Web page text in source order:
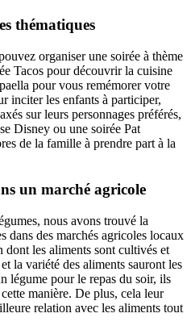
thématiques
organiser une soirée à thème
Tacos pour découvrir la cuisine
pour vous remémorer votre
inciter les enfants à participer,
sur leurs personnages préférés,
Disney ou une soirée Pat
de la famille à prendre part à la
un marché agricole
nous avons trouvé la
dans des marchés agricoles locaux
les aliments sont cultivés et
la variété des aliments sauront les
légume pour le repas du soir, ils
manière. De plus, cela leur
relation avec les aliments tout